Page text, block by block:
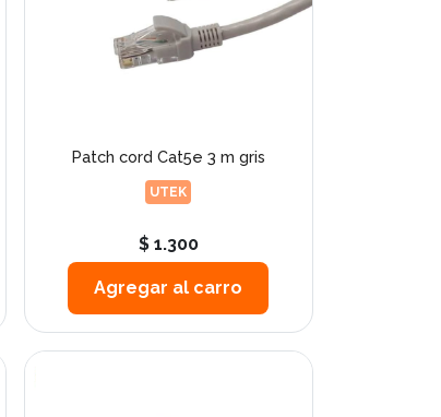
Patch cord Cat5e 3 m gris
UTEK
$ 1.300
Agregar al carro